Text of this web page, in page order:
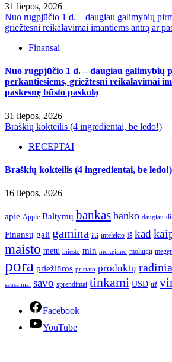
31 liepos, 2026
Nuo rugpjūčio 1 d. – daugiau galimybių
griežtesni reikalavimai imantiems antrą ar
Finansai
Nuo rugpjūčio 1 d. – daugiau galimybių
perkantiesiems, griežtesni reikalavimai
paskesnę būsto paskolą
31 liepos, 2026
Braškių kokteilis (4 ingredientai, be ledo!)
RECEPTAI
Braškių kokteilis (4 ingredientai, be ledo!)
16 liepos, 2026
apie Apple Baltymų bankas banko daugiau
Finansų gali gamina iki intelekto iš kad
maisto metu miesto mln mokėjimo moliūgų
pora priežiūros pristato produktų
sausainiai savo sprendimai tinkami USD už
Facebook
YouTube